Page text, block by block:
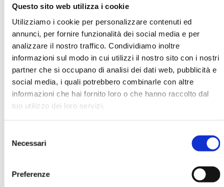
Questo sito web utilizza i cookie
Utilizziamo i cookie per personalizzare contenuti ed
annunci, per fornire funzionalità dei social media e per
analizzare il nostro traffico. Condividiamo inoltre
informazioni sul modo in cui utilizzi il nostro sito con i nostri
partner che si occupano di analisi dei dati web, pubblicità e
social media, i quali potrebbero combinarle con altre
informazioni che hai fornito loro o che hanno raccolto dal
tuo utilizzo dei loro servizi.
delNecessari
Preferenze
Maria Tecla Rodi
Organizzazione
Consob
Ha pubblicato con noi